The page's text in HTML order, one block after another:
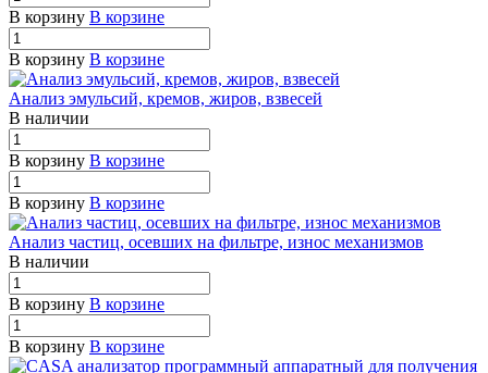
В корзину В корзине
В корзину В корзине
Анализ эмульсий, кремов, жиров, взвесей
В наличии
В корзину В корзине
В корзину В корзине
Анализ частиц, осевших на фильтре, износ механизмов
В наличии
В корзину В корзине
В корзину В корзине